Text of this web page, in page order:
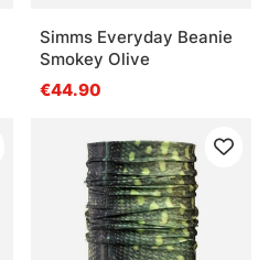
Simms Everyday Beanie
Smokey Olive
€44.90